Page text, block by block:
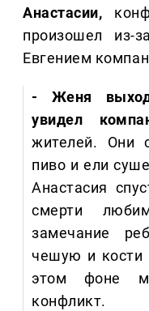
Анастасии,
произошел из-
Евгением
- Женя
увидел
жителей. Они
пиво и ели
Анастасия
смерти
замечание
чешую и кости
этом фоне
конфликт.